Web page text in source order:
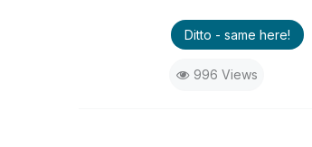
Ditto - same here!
996 Views